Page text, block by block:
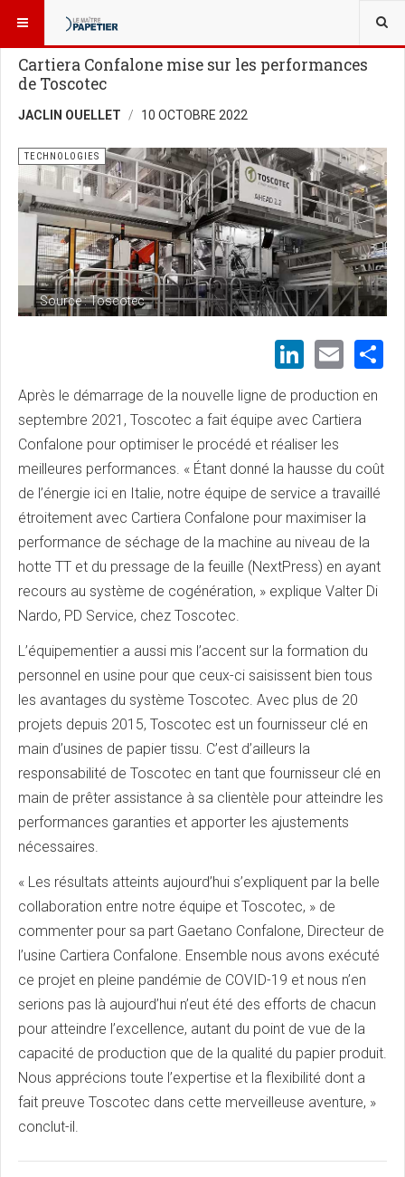
VOUS ÊTES ICI :
Cartiera Confalone mise sur les performances
de Toscotec
JACLIN OUELLET 10 OCTOBRE 2022
Source : Toscotec
TECHNOLOGIES
Après le démarrage de la nouvelle ligne de production en
septembre 2021, Toscotec a fait équipe avec Cartiera
Confalone pour optimiser le procédé et réaliser les
meilleures performances. « Étant donné la hausse du coût
de l’énergie ici en Italie, notre équipe de service a travaillé
étroitement avec Cartiera Confalone pour maximiser la
performance de séchage de la machine au niveau de la
hotte TT et du pressage de la feuille (NextPress) en ayant
recours au système de cogénération, » explique Valter Di
Nardo, PD Service, chez Toscotec.
L’équipementier a aussi mis l’accent sur la formation du
personnel en usine pour que ceux-ci saisissent bien tous
les avantages du système Toscotec. Avec plus de 20
projets depuis 2015, Toscotec est un fournisseur clé en
main d’usines de papier tissu. C’est d’ailleurs la
responsabilité de Toscotec en tant que fournisseur clé en
main de prêter assistance à sa clientèle pour atteindre les
performances garanties et apporter les ajustements
nécessaires.
« Les résultats atteints aujourd’hui s’expliquent par la belle
collaboration entre notre équipe et Toscotec, » de
commenter pour sa part Gaetano Confalone, Directeur de
l’usine Cartiera Confalone. Ensemble nous avons exécuté
ce projet en pleine pandémie de COVID-19 et nous n’en
serions pas là aujourd’hui n’eut été des efforts de chacun
pour atteindre l’excellence, autant du point de vue de la
capacité de production que de la qualité du papier produit.
Nous apprécions toute l’expertise et la flexibilité dont a
fait preuve Toscotec dans cette merveilleuse aventure, »
conclut-il.